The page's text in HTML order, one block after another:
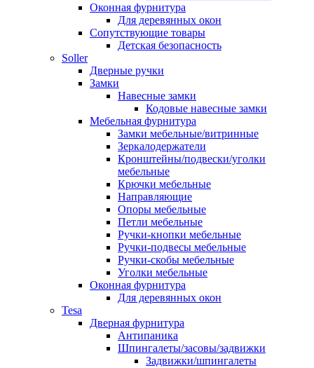
Оконная фурнитура
Для деревянных окон
Сопутствующие товары
Детская безопасность
Soller
Дверные ручки
Замки
Навесные замки
Кодовые навесные замки
Мебельная фурнитура
Замки мебельные/витринные
Зеркалодержатели
Кронштейны/подвески/уголки
мебельные
Крючки мебельные
Направляющие
Опоры мебельные
Петли мебельные
Ручки-кнопки мебельные
Ручки-подвесы мебельные
Ручки-скобы мебельные
Уголки мебельные
Оконная фурнитура
Для деревянных окон
Tesa
Дверная фурнитура
Антипаника
Шпингалеты/засовы/задвижки
Задвижки/шпингалеты